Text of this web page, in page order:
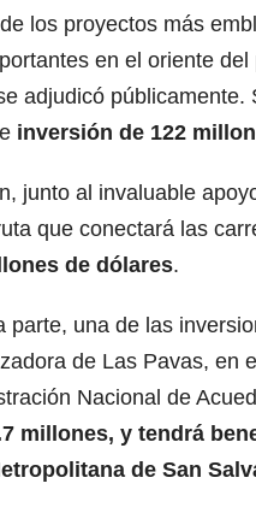
los proyectos más
en el oriente
adjudicó
inversión de 122
junto al invaluable
que conectará las
de dólares.
parte, una de las
de Las Pavas, en
Nacional de
millones, y tendrá
de San